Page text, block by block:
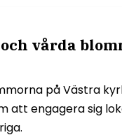
vårda
på Västra
att engagera sig